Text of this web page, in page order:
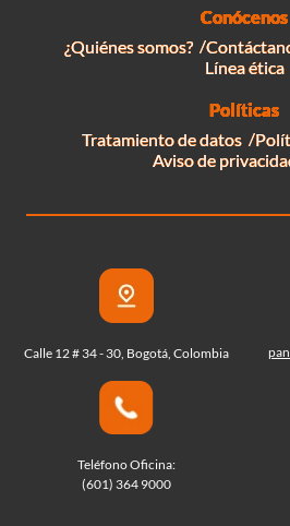
Conócenos
¿Quiénes somos?
Línea ética
Políticas
Tratamiento de datos
Aviso de
Calle 12 # 34 - 30, Bogotá, Colombia
Teléfono Oficina:
(601) 364 9000